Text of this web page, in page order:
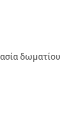
δωματίου